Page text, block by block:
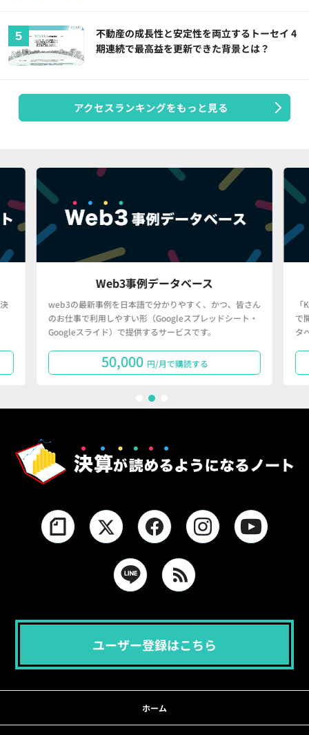
不動産の成長性と安定性を両立するトーセイ 4
期連続で最高益を更新できた背景とは？
アクセスランキングをもっと見る
Web3事例データベース
web3の最新事例を日本語で分かりやすく、かつ、皆さん
のお仕事で利用しやすい形（Googleスプレッドシート・
Googleスライド）で提供するサービスです。
50,000 円/月で購読する
で
タ
ユーザー登録はこちら
ホーム